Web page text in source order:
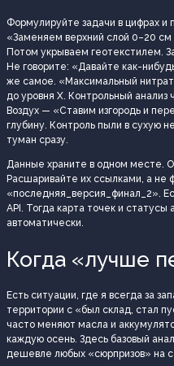
Формулируйте задачи в цифрах и
«Заменяем верхний слой 0–20 см
Потом укрываем геотекстилем.
Не говорите: «Давайте как-
же самое. «Максимальный
до уровня X. Контрольный анализ
Воздух — «Ставим изгородь и
глубину. Контроль пыли в сухую
туман сразу.
Данные храните в одном месте.
Расшаривайте их ссылками, а не
«последняя_версия_финал_2».
API. Тогда карта точек и статусы
автоматически.
Когда «лучше
Есть ситуации, где я всегда за
территории с «был склад, стал
часто меняют масла и
каждую осень. Здесь базовый
дешевле любых «сюрпризов» на